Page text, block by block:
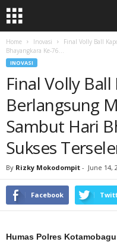
Home Inovasi
Final Volly Ball
Bhayangkara Ke-76...
INOVASI
Final Volly
Berlangsung
Sambut Hari
Sukses
By Rizky Mokodompit - June 14,
Facebook
Humas Polres Kotamobagu